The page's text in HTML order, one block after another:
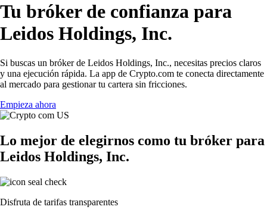
Tu bróker de confianza para
Leidos Holdings, Inc.
Si buscas un bróker de Leidos Holdings, Inc., necesitas precios claros
y una ejecución rápida. La app de Crypto.com te conecta directamente
al mercado para gestionar tu cartera sin fricciones.
Empieza ahora
Lo mejor de elegirnos como tu bróker para
Leidos Holdings, Inc.
Disfruta de tarifas transparentes